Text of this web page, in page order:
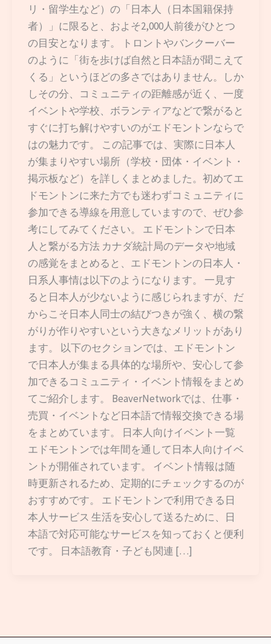
リ・留学生など）の「日本人（日本国籍保持
者）」に限ると、およそ2,000人前後がひとつ
の目安となります。 トロントやバンクーバー
のように「街を歩けば自然と日本語が聞こえて
くる」というほどの多さではありません。しか
しその分、コミュニティの距離感が近く、一度
イベントや学校、ボランティアなどで繋がると
すぐに打ち解けやすいのがエドモントンならで
はの魅力です。 この記事では、実際に日本人
が集まりやすい場所（学校・団体・イベント・
掲示板など）を詳しくまとめました。初めてエ
ドモントンに来た方でも迷わずコミュニティに
参加できる導線を用意していますので、ぜひ参
考にしてみてください。 エドモントンで日本
人と繋がる方法 カナダ統計局のデータや地域
の感覚をまとめると、エドモントンの日本人・
日系人事情は以下のようになります。 一見す
ると日本人が少ないように感じられますが、だ
からこそ日本人同士の結びつきが強く、横の繋
がりが作りやすいという大きなメリットがあり
ます。 以下のセクションでは、エドモントン
で日本人が集まる具体的な場所や、安心して参
加できるコミュニティ・イベント情報をまとめ
てご紹介します。 BeaverNetworkでは、仕事・
売買・イベントなど日本語で情報交換できる場
をまとめています。 日本人向けイベント一覧
エドモントンでは年間を通して日本人向けイベ
ントが開催されています。 イベント情報は随
時更新されるため、定期的にチェックするのが
おすすめです。 エドモントンで利用できる日
本人サービス 生活を安心して送るために、日
本語で対応可能なサービスを知っておくと便利
です。 日本語教育・子ども関連 […]